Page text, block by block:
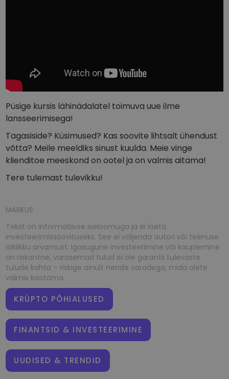
Püsige kursis lähinädalatel toimuva uue ilme
lansseerimisega!
Tagasiside? Küsimused? Kas soovite lihtsalt ühendust
võtta? Meile meeldiks sinust kuulda. Meie vinge
klienditoe meeskond on ootel ja on valmis aitama!
Tere tulemast tulevikku!
MÄRKUS
Tekst on informatiivse iseloomuga ja ei loeta
investeerimissoovituseks. See ei väljenda autori või teenuse
isiklikku arvamust. Igasugune investeerimine või kauplemine
on riskantne, varasemad tulud ei ole garantii tulevaste
tulude kohta – riskige ainult nende varadega, mida olete
valmis kaotama.
KRÜPTO PÕHIALUSED
FINANTSID & INVESTEERIMINE
UUDISED & TRENDID